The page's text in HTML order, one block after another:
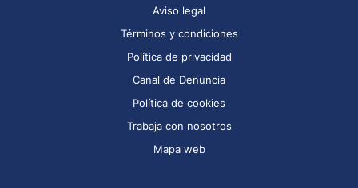
Aviso legal
Términos y condiciones
Política de privacidad
Canal de Denuncia
Política de cookies
Trabaja con nosotros
Mapa web